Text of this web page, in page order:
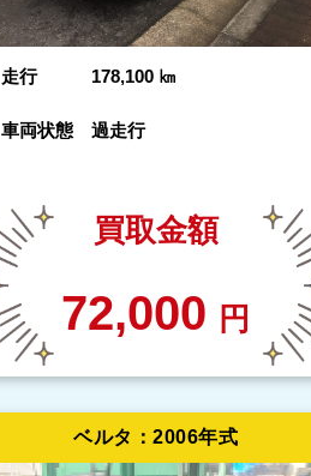
走行 178,100 ㎞
車両状態 過走行
買取金額
72,000 円
ベルタ：2006年式